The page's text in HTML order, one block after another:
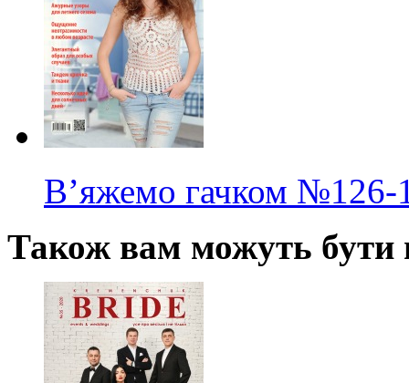
В’яжемо гачком №126-
Також вам можуть бути